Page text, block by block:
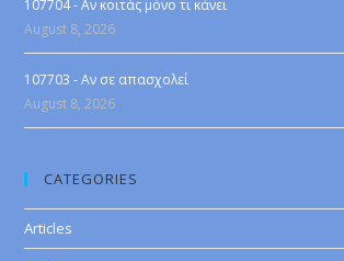
107704 - Αν κοιτάς μόνο τι κάνει
August 8, 2026
107703 - Αν σε απασχολεί
August 8, 2026
CATEGORIES
Articles